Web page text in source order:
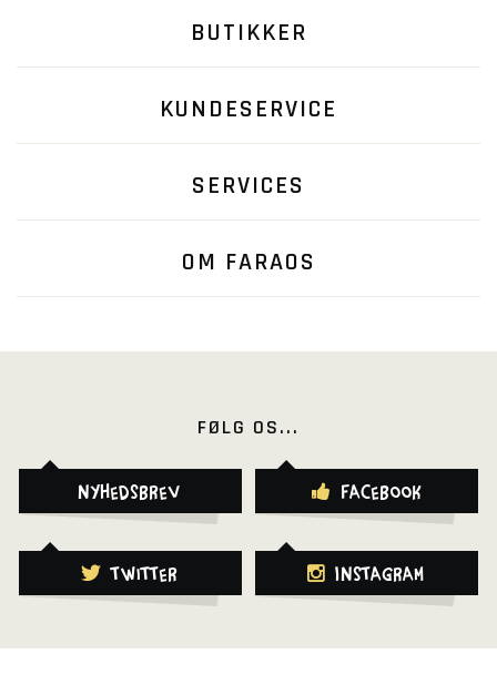
BUTIKKER
KUNDESERVICE
SERVICES
OM FARAOS
FØLG OS...
Nyhedsbrev Facebook
Twitter Instagram